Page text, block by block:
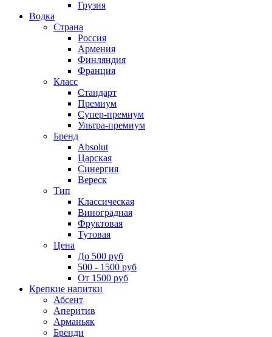
Грузия
Водка
Страна
Россия
Армения
Финляндия
Франция
Класс
Стандарт
Премиум
Супер-премиум
Ультра-премиум
Бренд
Absolut
Царская
Синергия
Вереск
Тип
Классическая
Виноградная
Фруктовая
Тутовая
Цена
До 500 руб
500 - 1500 руб
От 1500 руб
Крепкие напитки
Абсент
Аперитив
Арманьяк
Бренди